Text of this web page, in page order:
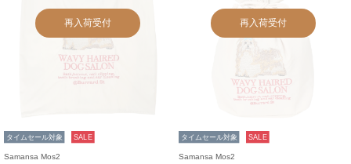
再入荷受付
タイムセール対象 SALE
Samansa Mos2
再入荷受付
タイムセール対象 SALE
Samansa Mos2